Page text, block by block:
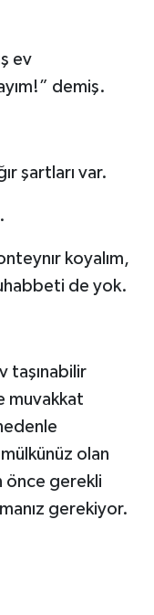
ev
demiş.
şartları var.
koyalım,
de yok.
taşınabilir
muvakkat
olan
önce gerekli
gerekiyor.